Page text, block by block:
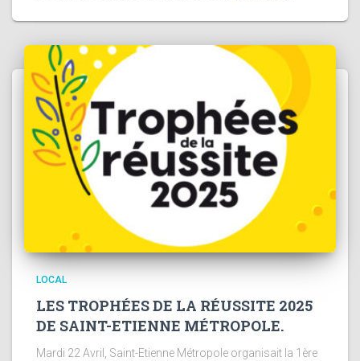
LOCAL
LES TROPHÉES DE LA RÉUSSITE 2025
DE SAINT-ETIENNE MÉTROPOLE.
Mardi 22 Avril, Saint-Etienne Métropole organisait la 1ère